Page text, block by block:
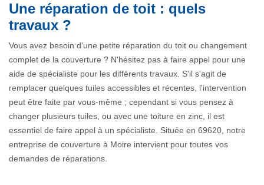
Une réparation de toit : quels
travaux ?
Vous avez besoin d'une petite réparation du toit ou changement
complet de la couverture ? N'hésitez pas à faire appel pour une
aide de spécialiste pour les différents travaux. S'il s'agit de
remplacer quelques tuiles accessibles et récentes, l'intervention
peut être faite par vous-même ; cependant si vous pensez à
changer plusieurs tuiles, ou avec une toiture en zinc, il est
essentiel de faire appel à un spécialiste. Située en 69620, notre
entreprise de couverture à Moire intervient pour toutes vos
demandes de réparations.